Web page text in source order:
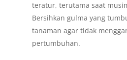
teratur, terutama saat
Bersihkan gulma yang
tanaman agar tidak
pertumbuhan.